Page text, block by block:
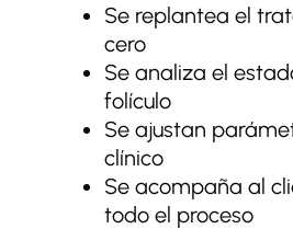
Se replantea el
cero
Se analiza el
folículo
Se ajustan
clínico
Se acompaña al
todo el proceso